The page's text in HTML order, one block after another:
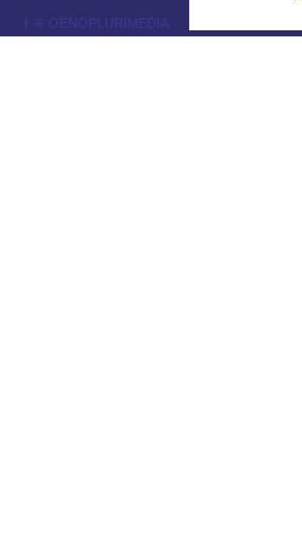
ￂﾮ OENOPLURIMEDIA